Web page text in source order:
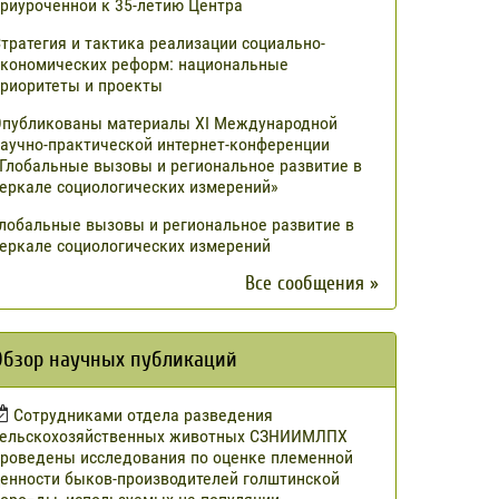
к 35-летию Центра
и тактика реализации социально-
реформ: национальные
и проекты
материалы XI Международной
практической интернет-конференции
вызовы и региональное развитие в
социологических измерений»
вызовы и региональное развитие в
социологических измерений
Все сообщения »
научных публикаций
Сотрудниками отдела разведения
животных СЗНИИМЛПХ
исследования по оценке племенной
быков-производителей голштинской